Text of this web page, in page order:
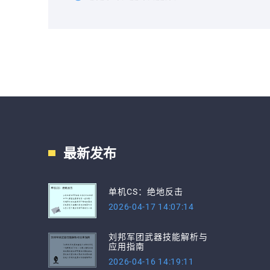
最新发布
单机CS：绝地反击
2026-04-17 14:07:14
刘邦军团武器技能解析与
应用指南
2026-04-16 14:19:11